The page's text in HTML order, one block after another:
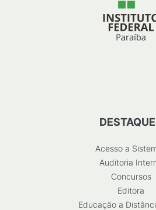
Acesso a
Auditoria
Concursos
Editora
Educação a